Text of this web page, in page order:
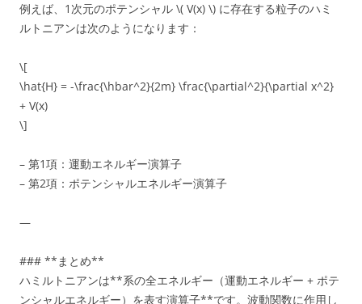
例えば、1次元のポテンシャル \( V(x) \) に存在する粒子のハミ
ルトニアンは次のようになります：
\[
\hat{H} = -\frac{\hbar^2}{2m} \frac{\partial^2}{\partial x^2}
+ V(x)
\]
– 第1項：運動エネルギー演算子
– 第2項：ポテンシャルエネルギー演算子
—
### **まとめ**
ハミルトニアンは**系の全エネルギー（運動エネルギー + ポテ
ンシャルエネルギー）を表す演算子**です。波動関数に作用し